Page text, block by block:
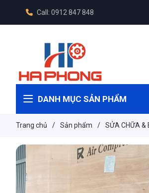
Call: 0912 847 848
DANH MỤC SẢN PHẨM
Trang chủ / Sản phẩm / SỬA CHỮA &